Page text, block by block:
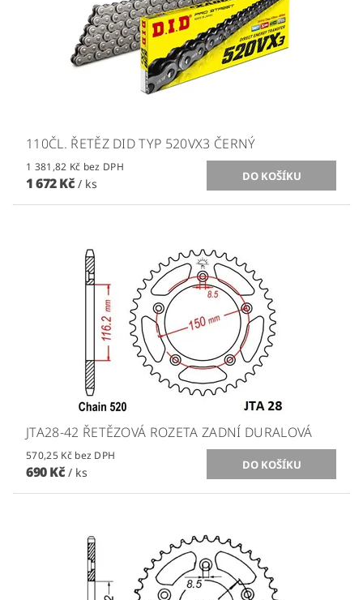
110ČL. ŘETĚZ DID TYP 520VX3 ČERNÝ
1 381,82 Kč bez DPH
1 672 Kč / ks
JTA28-42 ŘETĚZOVÁ ROZETA ZADNÍ DURALOVÁ
570,25 Kč bez DPH
690 Kč / ks